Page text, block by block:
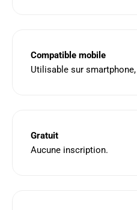
Compatible mobile
Utilisable sur
Gratuit
Aucune inscription.